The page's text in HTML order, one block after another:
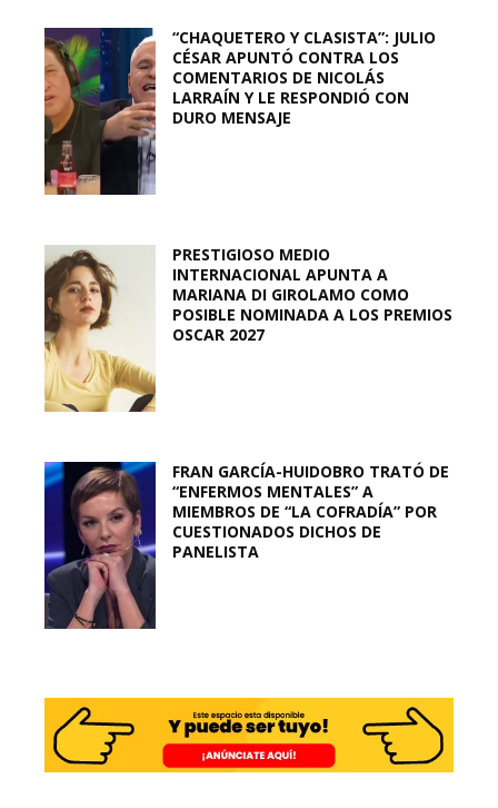
“CHAQUETERO Y CLASISTA”: JULIO
CÉSAR APUNTÓ CONTRA LOS
COMENTARIOS DE NICOLÁS
LARRAÍN Y LE RESPONDIÓ CON
DURO MENSAJE
PRESTIGIOSO MEDIO
INTERNACIONAL APUNTA A
MARIANA DI GIROLAMO COMO
POSIBLE NOMINADA A LOS PREMIOS
OSCAR 2027
FRAN GARCÍA-HUIDOBRO TRATÓ DE
“ENFERMOS MENTALES” A
MIEMBROS DE “LA COFRADÍA” POR
CUESTIONADOS DICHOS DE
PANELISTA